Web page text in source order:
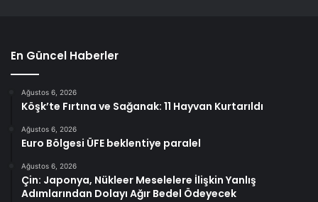
En Güncel Haberler
Ağustos 6, 2026
Köşk’te Fırtına ve Sağanak: 11 Hayvan Kurtarıldı
Ağustos 6, 2026
Euro Bölgesi ÜFE beklentiye paralel
Ağustos 6, 2026
Çin: Japonya, Nükleer Meselelere İlişkin Yanlış
Adımlarından Dolayı Ağır Bedel Ödeyecek